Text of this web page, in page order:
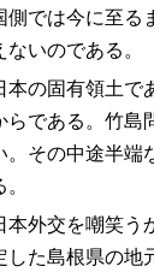
側では今に至
いのである。
の固有領土で
らである。竹
。その中途半
外交を嘲笑う
した島根県の